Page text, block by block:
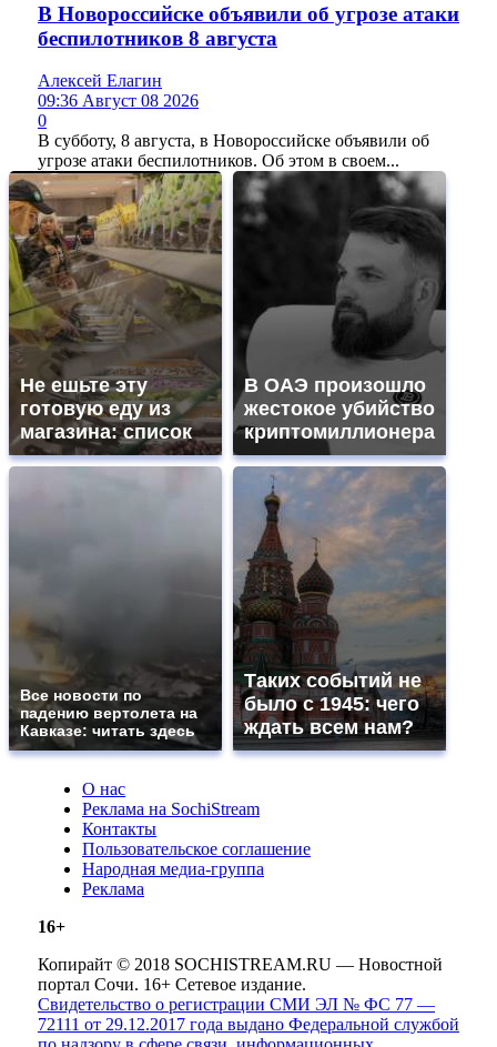
В Новороссийске объявили об угрозе атаки
беспилотников 8 августа
Алексей Елагин
09:36 Август 08 2026
0
В субботу, 8 августа, в Новороссийске объявили об
угрозе атаки беспилотников. Об этом в своем...
Не ешьте эту
готовую еду из
магазина: список
В ОАЭ произошло
жестокое убийство
криптомиллионера
Все новости по
падению вертолета на
Кавказе: читать здесь
Таких событий не
было с 1945: чего
ждать всем нам?
О нас
Реклама на SochiStream
Контакты
Пользовательское соглашение
Народная медиа-группа
Реклама
16+
Копирайт © 2018 SOCHISTREAM.RU — Новостной
портал Сочи. 16+ Сетевое издание.
Свидетельство о регистрации СМИ ЭЛ № ФС 77 —
72111 от 29.12.2017 года выдано Федеральной службой